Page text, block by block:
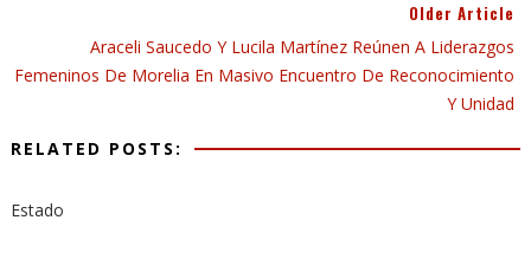
Older Article
Araceli Saucedo Y Lucila Martínez Reúnen A Liderazgos
Femeninos De Morelia En Masivo Encuentro De Reconocimiento
Y Unidad
RELATED POSTS:
Estado